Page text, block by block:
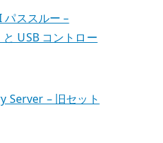
ススルー –
USB コントロー
Server – 旧セット